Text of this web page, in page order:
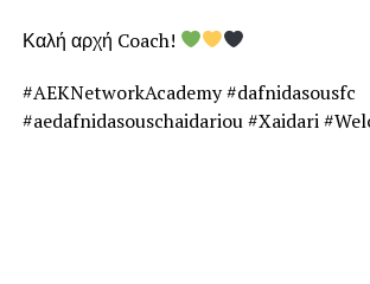
Καλή αρχή Coach!
#AEKNetworkAcademy #dafnidasousfc
#aedafnidasouschaidariou #Xaidari